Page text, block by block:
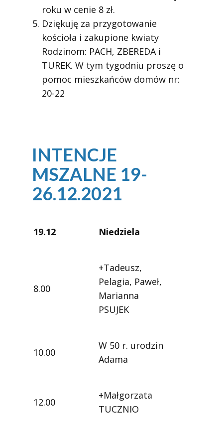
roku w cenie 8 zł.
Dziękuję za przygotowanie
kościoła i zakupione kwiaty
Rodzinom: PACH, ZBEREDA i
TUREK. W tym tygodniu proszę o
pomoc mieszkańców domów nr:
20-22
INTENCJE
MSZALNE 19-
26.12.2021
19.12 Niedziela
8.00
+Tadeusz,
Pelagia, Paweł,
Marianna
PSUJEK
10.00
W 50 r. urodzin
Adama
12.00
+Małgorzata
TUCZNIO